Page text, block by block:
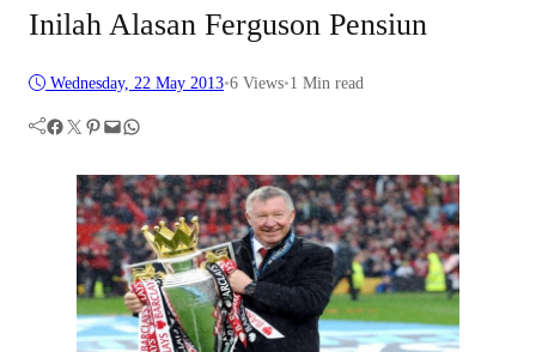
Inilah Alasan Ferguson Pensiun
Wednesday, 22 May 2013•6 Views•1 Min read
Facebook Twitter Pinterest Mail WhatsApp